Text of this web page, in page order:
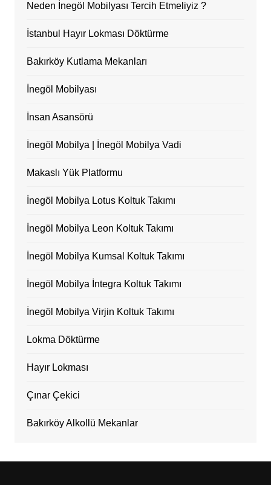
Neden İnegöl Mobilyası Tercih Etmeliyiz ?
İstanbul Hayır Lokması Döktürme
Bakırköy Kutlama Mekanları
İnegöl Mobilyası
İnsan Asansörü
İnegöl Mobilya | İnegöl Mobilya Vadi
Makaslı Yük Platformu
İnegöl Mobilya Lotus Koltuk Takımı
İnegöl Mobilya Leon Koltuk Takımı
İnegöl Mobilya Kumsal Koltuk Takımı
İnegöl Mobilya İntegra Koltuk Takımı
İnegöl Mobilya Virjin Koltuk Takımı
Lokma Döktürme
Hayır Lokması
Çınar Çekici
Bakırköy Alkollü Mekanlar